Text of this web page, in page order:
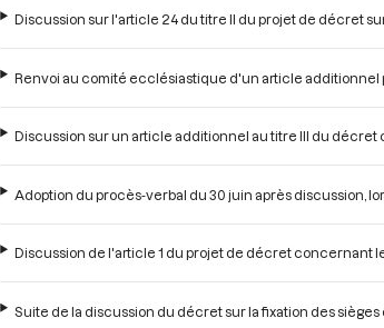
Discussion sur l'article 24 du titre II du projet de décret
Renvoi au comité ecclésiastique d'un article additionnel
Discussion sur un article additionnel au titre III du
Adoption du procès-verbal du 30 juin après discussion,
Discussion de l'article 1 du projet de décret concernant
Suite de la discussion du décret sur la fixation des